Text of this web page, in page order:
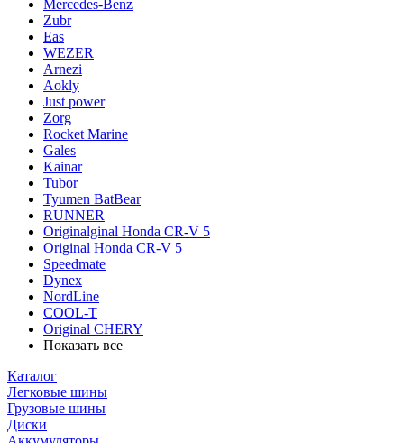
Mercedes-Benz
Zubr
Eas
WEZER
Arnezi
Aokly
Just power
Zorg
Rocket Marine
Gales
Kainar
Tubor
Tyumen BatBear
RUNNER
Originalginal Honda CR-V 5
Original Honda CR-V 5
Speedmate
Dynex
NordLine
COOL-T
Original СHERY
Показать все
Каталог
Легковые шины
Грузовые шины
Диски